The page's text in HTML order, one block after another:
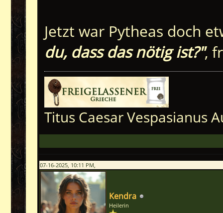
Jetzt war Pytheas doch
du, dass das nötig ist?",
Titus Caesar Vespasianus
07-16-2025, 10:11 PM,
Kendra
Heilerin